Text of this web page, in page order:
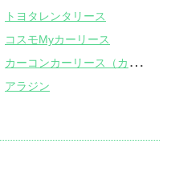
トヨタレンタリース
コスモMyカーリース
カ
ーコンカーリース（カーコンビニ倶楽部）
アラジン